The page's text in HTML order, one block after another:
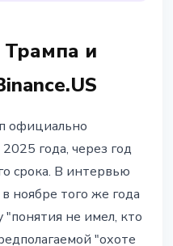
и
официально
года, через год
срока. В интервью
ноябре того же года
"понятия не имел, кто
"охоте